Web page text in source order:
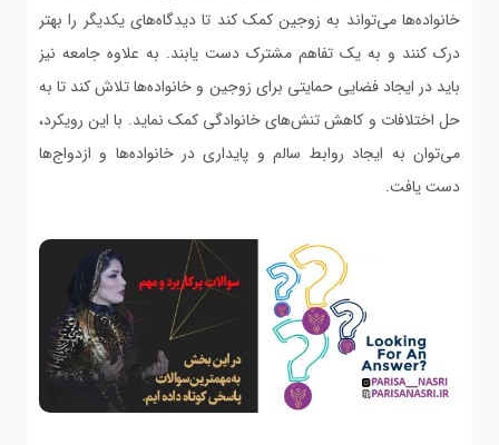
خانواده‌ها می‌تواند به زوجین کمک کند تا دیدگاه‌های یکدیگر را بهتر
درک کنند و به یک تفاهم مشترک دست یابند. به علاوه جامعه نیز
باید در ایجاد فضایی حمایتی برای زوجین و خانواده‌ها تلاش کند تا به
حل اختلافات و کاهش تنش‌های خانوادگی کمک نماید. با این رویکرد،
می‌توان به ایجاد روابط سالم و پایداری در خانواده‌ها و ازدواج‌ها
دست یافت.